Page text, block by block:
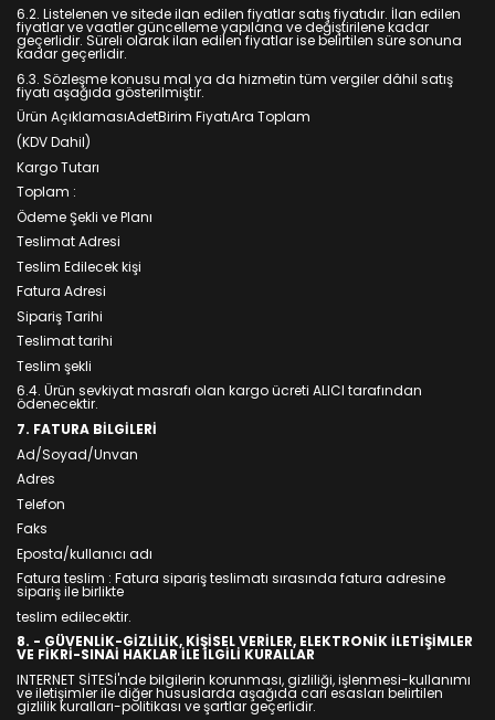
6.2. Listelenen ve sitede ilan edilen fiyatlar satış fiyatıdır. İlan edilen
fiyatlar ve vaatler güncelleme yapılana ve değiştirilene kadar
geçerlidir. Süreli olarak ilan edilen fiyatlar ise belirtilen süre sonuna
kadar geçerlidir.
6.3. Sözleşme konusu mal ya da hizmetin tüm vergiler dâhil satış
fiyatı aşağıda gösterilmiştir.
Ürün AçıklamasıAdetBirim FiyatıAra Toplam
(KDV Dahil)
Kargo Tutarı
Toplam :
Ödeme Şekli ve Planı
Teslimat Adresi
Teslim Edilecek kişi
Fatura Adresi
Sipariş Tarihi
Teslimat tarihi
Teslim şekli
6.4. Ürün sevkiyat masrafı olan kargo ücreti ALICI tarafından
ödenecektir.
7. FATURA BİLGİLERİ
Ad/Soyad/Unvan
Adres
Telefon
Faks
Eposta/kullanıcı adı
Fatura teslim : Fatura sipariş teslimatı sırasında fatura adresine
sipariş ile birlikte
teslim edilecektir.
8. - GÜVENLİK-GİZLİLİK, KİŞİSEL VERİLER, ELEKTRONİK İLETİŞİMLER
VE FİKRİ-SINAİ HAKLAR İLE İLGİLİ KURALLAR
INTERNET SİTESİ'nde bilgilerin korunması, gizliliği, işlenmesi-kullanımı
ve iletişimler ile diğer hususlarda aşağıda cari esasları belirtilen
gizlilik kuralları-politikası ve şartlar geçerlidir.